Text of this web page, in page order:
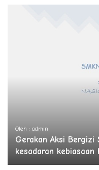
Oleh : admin
Gerakan Aksi Bergizi
kesadaran kebiasaan